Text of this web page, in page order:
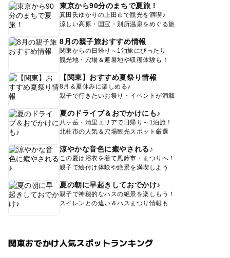
東京から90分のまちで夏旅！
真田氏ゆかりの上田市で観光を満喫♪
涼しい高原・国宝・別所温泉をめぐる旅
8月の親子旅おすすめ情報
関東からの日帰り～1泊旅にぴったり
観光地・穴場＆避暑地や収穫体験も！
【関東】おすすめ夏祭り情報
8月＆夏休みに楽しめる♪
親子で行きたいお祭り・イベントが満載
夏のドライブ＆おでかけにも♪
八ヶ岳・清里エリアで日帰り～1泊旅！
北杜市の人気＆穴場観光スポット厳選
涼やかな音色に癒やされる♪
この夏は浴衣を着て風鈴市・まつりへ！
親子で絵付け体験や絶景を満喫しよう
夏の朝に早起きしておでかけ♪
親子で神秘的なハスの絶景を楽しもう！
スイレンとの違い＆ハスまつり情報も
関東おでかけ人気スポットランキング